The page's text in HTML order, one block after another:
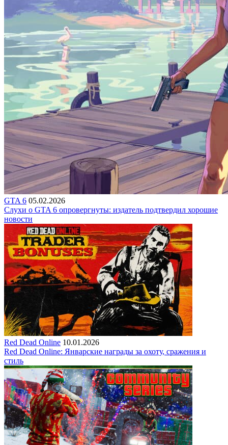
GTA 6 05.02.2026
Слухи о GTA 6 опровергнуты: издатель подтвердил хорошие
новости
Red Dead Online 10.01.2026
Red Dead Online: Январские награды за охоту, сражения и
стиль